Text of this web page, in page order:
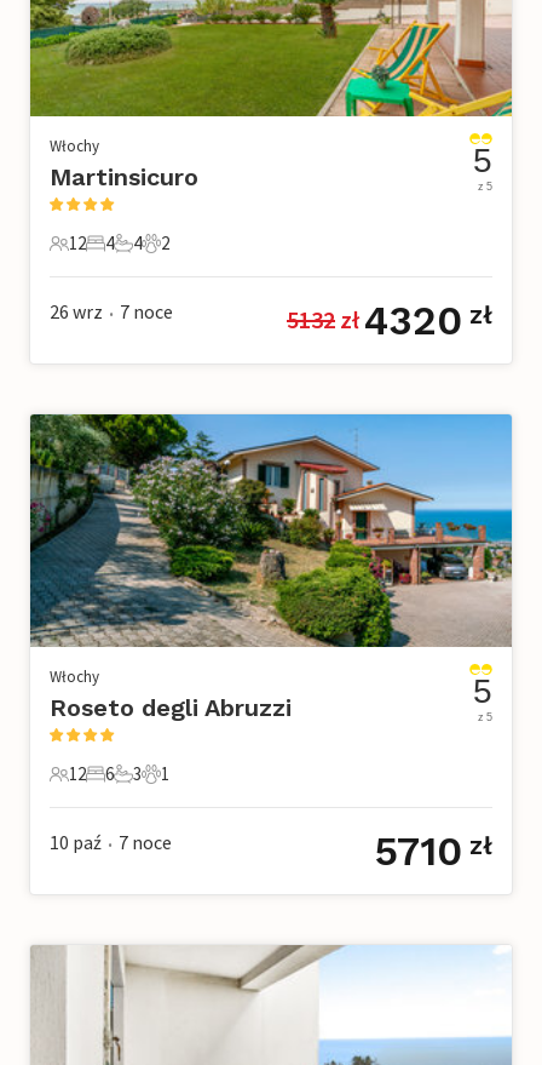
Włochy
Martinsicuro
12 Goście
12
4 Sypialnie
4
4 Łazienki
4
2 Zwierzęta domowe
2
5
z 5
26 wrz • 7 noce 5132 zł 4320 zł
Włochy
Roseto degli Abruzzi
12 Goście
12
6 Sypialnie
6
3 Łazienki
3
1 Zwierzę domowe
1
5
z 5
10 paź • 7 noce 5710 zł